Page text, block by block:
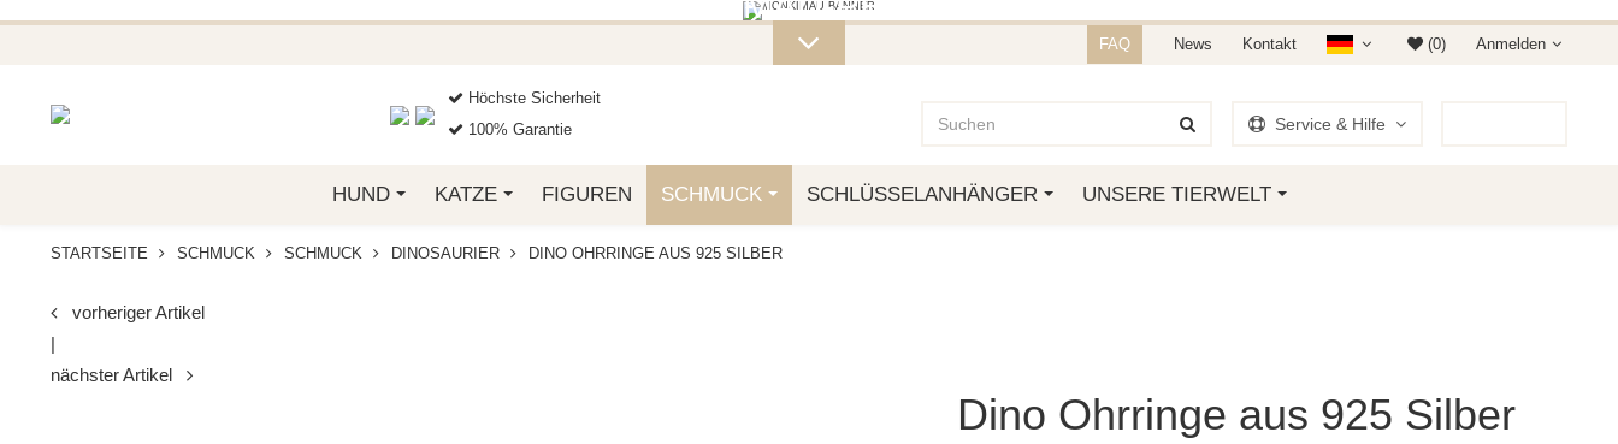
OTTO.
FAQ News Kontakt (0) Anmelden
Höchste Sicherheit
100% Garantie
Service & Hilfe
HUND KATZE FIGUREN SCHMUCK SCHLÜSSELANHÄNGER UNSERE TIERWELT
STARTSEITE SCHMUCK SCHMUCK DINOSAURIER DINO OHRRINGE AUS 925 SILBER
vorheriger Artikel
nächster Artikel
Dino Ohrringe aus 925 Silber